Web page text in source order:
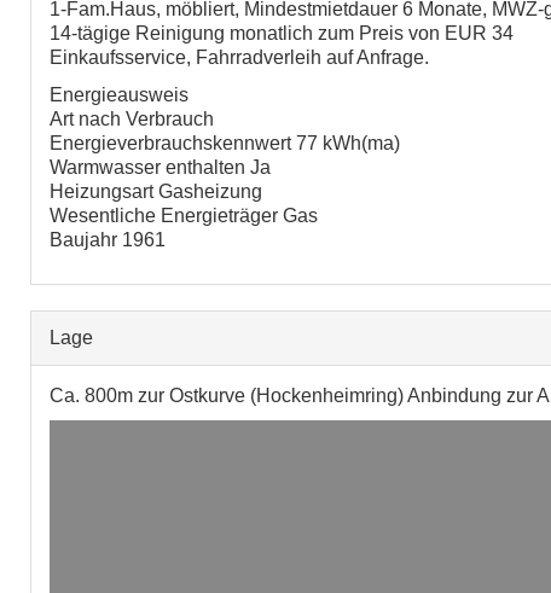
1-Fam.Haus, möbliert, Mindestmietdauer 6 Monate, MWZ-
14-tägige Reinigung monatlich zum Preis von EUR 34
Einkaufsservice, Fahrradverleih auf Anfrage.
Energieausweis
Art nach Verbrauch
Energieverbrauchskennwert 77 kWh(ma)
Warmwasser enthalten Ja
Heizungsart Gasheizung
Wesentliche Energieträger Gas
Baujahr 1961
Lage
Ca. 800m zur Ostkurve (Hockenheimring) Anbindung zur